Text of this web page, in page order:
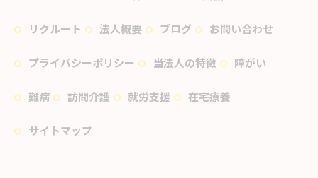
リクルート
法人概要 ブログ
お問い合わせ
プライバシーポリシー
当法人の特徴
障がい
難病
訪問介護 就労支援
在宅療養
サイトマップ